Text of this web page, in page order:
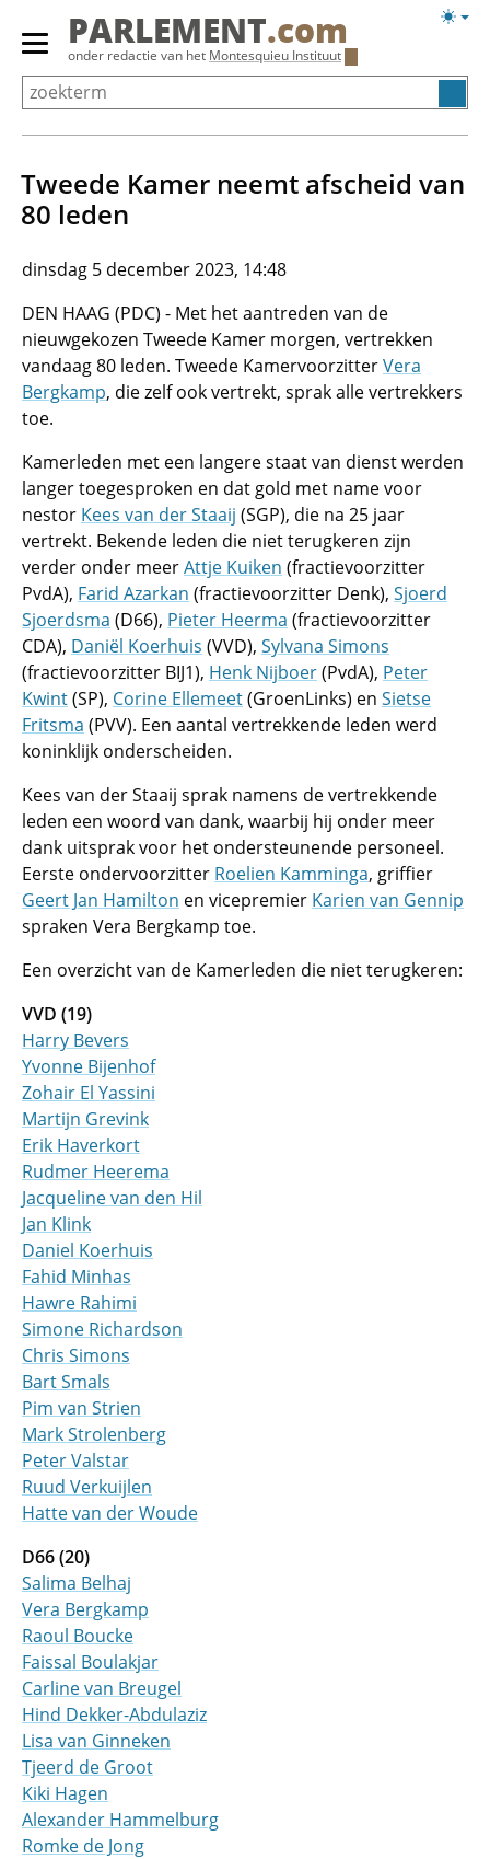
Overslaan
Primair
menu
tonen/verbergen
PARLEMENT.com
onder redactie van het Montesquieu Instituut
Tweede Kamer neemt afscheid van
80 leden
dinsdag 5 december 2023, 14:48
DEN HAAG (PDC) - Met het aantreden van de
nieuwgekozen Tweede Kamer morgen, vertrekken
vandaag 80 leden. Tweede KamervoorzitterVera
Bergkamp, die zelf ook vertrekt, sprak alle vertrekkers
toe.
Kamerleden met een langere staat van dienst werden
langer toegesproken en dat gold met name voor
nestor Kees van der Staaij (SGP), die na 25 jaar
vertrekt. Bekende leden die niet terugkeren zijn
verder onder meerAttje Kuiken (fractievoorzitter
PvdA), Farid Azarkan (fractievoorzitter Denk), Sjoerd
Sjoerdsma (D66), Pieter Heerma (fractievoorzitter
CDA), Daniël Koerhuis (VVD), Sylvana Simons
(fractievoorzitter BIJ1), Henk Nijboer(PvdA), Peter
Kwint(SP), Corine Ellemeet(GroenLinks) en Sietse
Fritsma (PVV). Een aantal vertrekkende leden werd
koninklijk onderscheiden.
Kees van der Staaij sprak namens de vertrekkende
leden een woord van dank, waarbij hij onder meer
dank uitsprak voor het ondersteunende personeel.
Eerste ondervoorzitter Roelien Kamminga, griffier
Geert Jan Hamilton en vicepremier Karien van Gennip
spraken Vera Bergkamp toe.
Een overzicht van de Kamerleden die niet terugkeren:
VVD (19)
Harry Bevers
Yvonne Bijenhof
Zohair El Yassini
Martijn Grevink
Erik Haverkort
Rudmer Heerema
Jacqueline van den Hil
Jan Klink
Daniel Koerhuis
Fahid Minhas
Hawre Rahimi
Simone Richardson
Chris Simons
Bart Smals
Pim van Strien
Mark Strolenberg
Peter Valstar
Ruud Verkuijlen
Hatte van der Woude
D66 (20)
Salima Belhaj
Vera Bergkamp
Raoul Boucke
Faissal Boulakjar
Carline van Breugel
Hind Dekker-Abdulaziz
Lisa van Ginneken
Tjeerd de Groot
Kiki Hagen
Alexander Hammelburg
Romke de Jong